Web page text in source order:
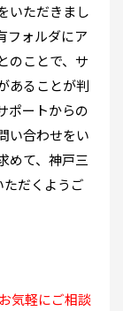
いただきまし
フォルダにア
のことで、サ
あることが判
ポートからの
い合わせをい
めて、神戸三
だくようご
気軽にご相談